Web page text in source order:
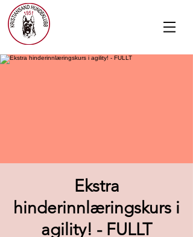
Ekstra
hinderinnlæringskurs i
agility! - FULLT